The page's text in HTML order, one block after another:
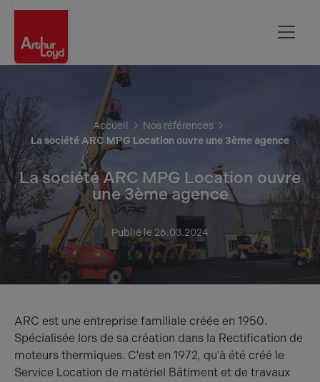
Accueil
Nos références
La société ARC MPG Location ouvre une 3ème agence
La société ARC MPG Location ouvre
une 3ème agence
Publié le 26.03.2024
ARC est une entreprise familiale créée en 1950.
Spécialisée lors de sa création dans la Rectification de
moteurs thermiques. C'est en 1972, qu'à été créé le
Service Location de matériel Bâtiment et de travaux